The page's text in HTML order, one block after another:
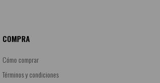
COMPRA
Cómo comprar
Términos y condiciones